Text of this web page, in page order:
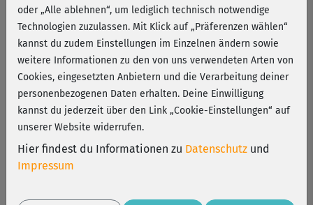
TOTAL BODY
Bodyshaping
oder „Alle ablehnen“, um lediglich technisch notwendige
Technologien zuzulassen. Mit Klick auf „Präferenzen wählen“
kannst du zudem Einstellungen im Einzelnen ändern sowie
weitere Informationen zu den von uns verwendeten Arten von
Cookies, eingesetzten Anbietern und die Verarbeitung deiner
personenbezogenen Daten erhalten. Deine Einwilligung
kannst du jederzeit über den Link „Cookie-Einstellungen“ auf
unserer Website widerrufen.
Hier findest du Informationen zu Datenschutz und
Impressum